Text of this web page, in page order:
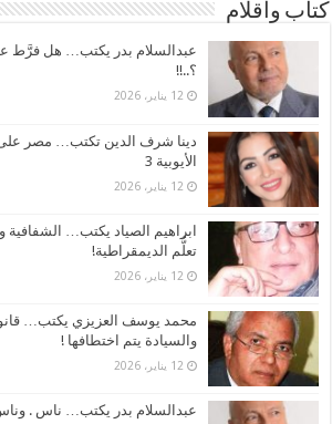
كتاب وأقلام
عبدالسلام بدر يكتب… هل فرَّط
؟..!!
12 يناير، 2026
دينا شرف الدين تكتب… مصر
الأيوبية 3
12 يناير، 2026
ابراهيم الصياد يكتب… الشفافية
تعلُّم الديمقراطية!
12 يناير، 2026
محمد يوسف العزيزي يكتب…
والسيادة يتم اختطافها !
12 يناير، 2026
عبدالسلام بدر يكتب… ناس . وناس